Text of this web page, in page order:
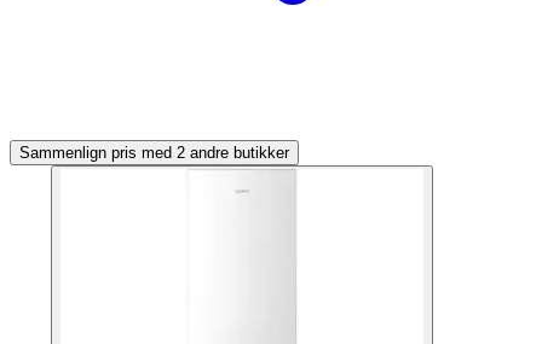
Sammenlign pris med 2 andre butikker